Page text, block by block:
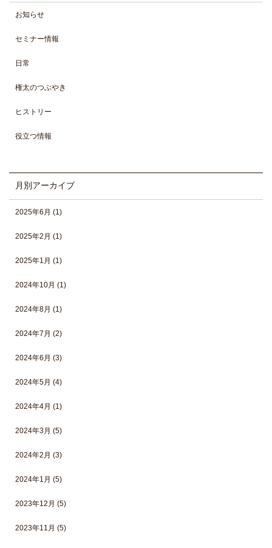
お知らせ
セミナー情報
日常
権太のつぶやき
ヒストリー
役立つ情報
月別アーカイブ
2025年6月 (1)
2025年2月 (1)
2025年1月 (1)
2024年10月 (1)
2024年8月 (1)
2024年7月 (2)
2024年6月 (3)
2024年5月 (4)
2024年4月 (1)
2024年3月 (5)
2024年2月 (3)
2024年1月 (5)
2023年12月 (5)
2023年11月 (5)